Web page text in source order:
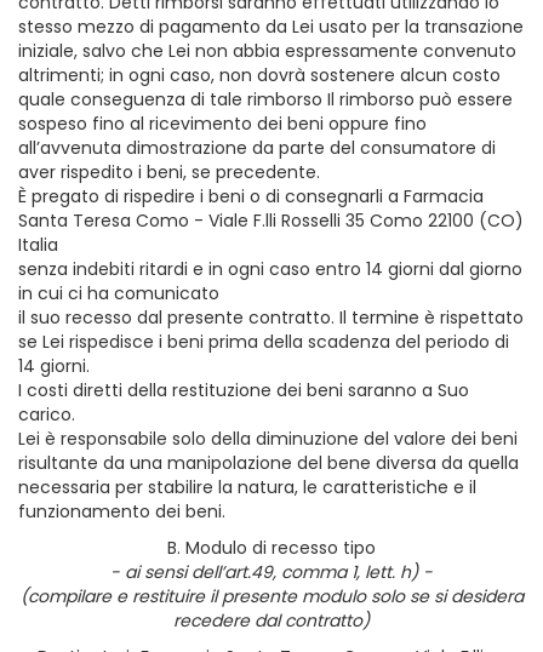
stesso mezzo di pagamento da Lei usato per la transazione
iniziale, salvo che Lei non abbia espressamente convenuto
altrimenti; in ogni caso, non dovrà sostenere alcun costo
quale conseguenza di tale rimborso Il rimborso può essere
sospeso fino al ricevimento dei beni oppure fino
all’avvenuta dimostrazione da parte del consumatore di
aver rispedito i beni, se precedente.
È pregato di rispedire i beni o di consegnarli a Farmacia
Santa Teresa Como - Viale F.lli Rosselli 35 Como 22100 (CO)
Italia
senza indebiti ritardi e in ogni caso entro 14 giorni dal giorno
in cui ci ha comunicato
il suo recesso dal presente contratto. Il termine è rispettato
se Lei rispedisce i beni prima della scadenza del periodo di
14 giorni.
I costi diretti della restituzione dei beni saranno a Suo
carico.
Lei è responsabile solo della diminuzione del valore dei beni
risultante da una manipolazione del bene diversa da quella
necessaria per stabilire la natura, le caratteristiche e il
funzionamento dei beni.
B. Modulo di recesso tipo
- ai sensi dell’art.49, comma 1, lett. h) -
(compilare e restituire il presente modulo solo se si desidera
recedere dal contratto)